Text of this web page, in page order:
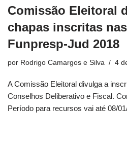
Comissão Eleitoral
chapas inscritas
Funpresp-Jud 2018
por Rodrigo Camargos e Silva 4
A Comissão Eleitoral divulga a
Conselhos Deliberativo e Fiscal.
Período para recursos vai até 08/